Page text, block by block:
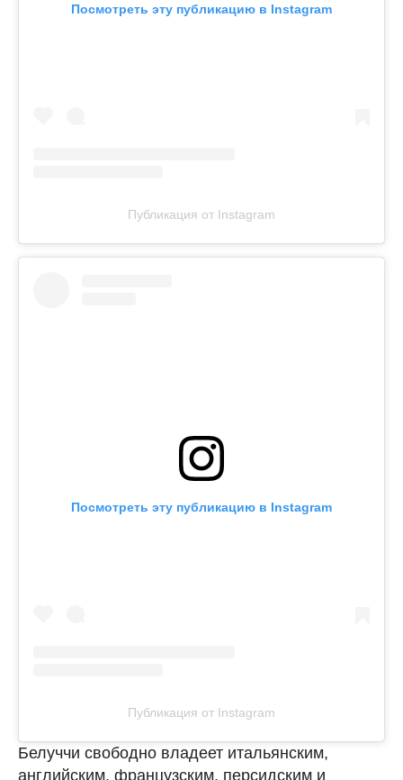
Посмотреть эту публикацию в Instagram
Публикация от Instagram
Посмотреть эту публикацию в Instagram
Публикация от Instagram
Белуччи свободно владеет итальянским,
английским, французским, персидским и